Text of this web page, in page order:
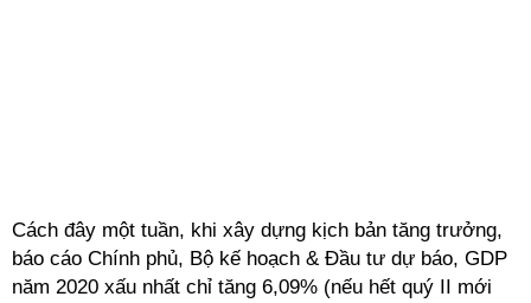
Cách đây một tuần, khi xây dựng kịch bản tăng trưởng,
báo cáo Chính phủ, Bộ kế hoạch & Đầu tư dự báo, GDP
năm 2020 xấu nhất chỉ tăng 6,09% (nếu hết quý II mới